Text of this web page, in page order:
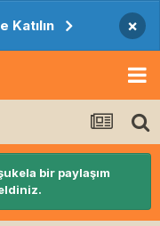
Katılın ×
bir paylaşım